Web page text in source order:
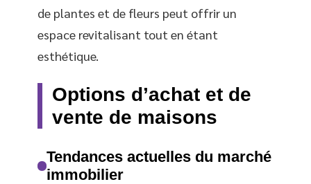
de plantes et de fleurs peut offrir un
espace revitalisant tout en étant
esthétique.
Options d’achat et de
vente de maisons
Tendances actuelles du marché
immobilier